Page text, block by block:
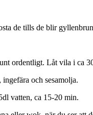
de tills de blir
ordentligt. Låt vila i ca
och sesamolja.
vatten, ca 15-20 min.